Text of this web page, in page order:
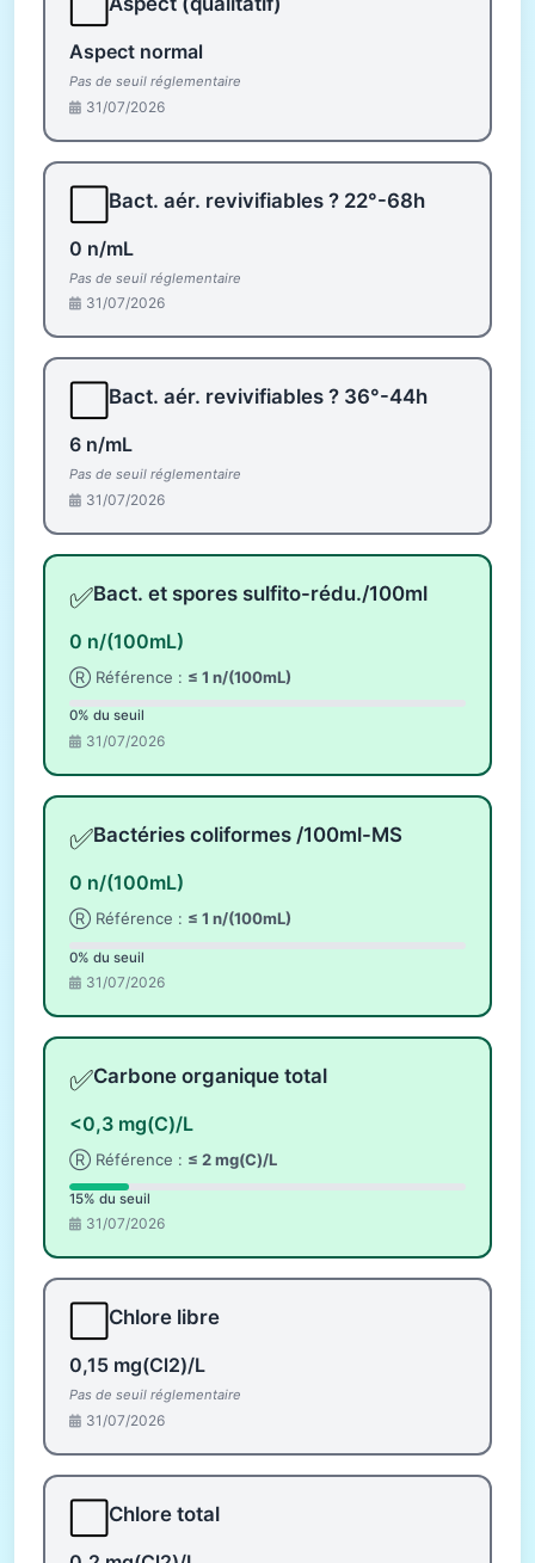
Aspect normal
Pas de seuil réglementaire
31/07/2026
Bact. aér. revivifiables ? 22°-68h
0 n/mL
Pas de seuil réglementaire
31/07/2026
Bact. aér. revivifiables ? 36°-44h
6 n/mL
Pas de seuil réglementaire
31/07/2026
✅Bact. et spores sulfito-rédu./100ml
0 n/(100mL)
Ⓡ Référence : ≤ 1 n/(100mL)
0% du seuil
31/07/2026
✅Bactéries coliformes /100ml-MS
0 n/(100mL)
Ⓡ Référence : ≤ 1 n/(100mL)
0% du seuil
31/07/2026
✅Carbone organique total
<0,3 mg(C)/L
Ⓡ Référence : ≤ 2 mg(C)/L
15% du seuil
31/07/2026
Chlore libre
0,15 mg(Cl2)/L
Pas de seuil réglementaire
31/07/2026
Chlore total